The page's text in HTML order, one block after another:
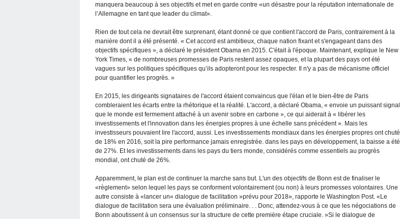
manquera beaucoup à ses objectifs et met en garde contre «un désastre pour la réputation internationale de
l’Allemagne en tant que leader du climat».
Rien de tout cela ne devrait être surprenant, étant donné ce que contient l'accord de Paris, contrairement à la
manière dont il a été présenté. « Cet accord est ambitieux, chaque nation fixant et s'engageant dans des
objectifs spécifiques », a déclaré le président Obama en 2015. C'était à l'époque. Maintenant, explique le New
York Times, « de nombreuses promesses de Paris restent assez opaques, et la plupart des pays ont été
vagues sur les politiques spécifiques qu’ils adopteront pour les respecter. Il n'y a pas de mécanisme officiel
pour quantifier les progrès. »
En 2015, les dirigeants signataires de l'accord étaient convaincus que l'élan et le bien-être de Paris
combleraient les écarts entre la rhétorique et la réalité. L'accord, a déclaré Obama, « envoie un puissant signal
que le monde est fermement attaché à un avenir sobre en carbone », ce qui aiderait à « libérer les
investissements et l'innovation dans les énergies propres à une échelle sans précédent ». Mais les
investisseurs pouvaient lire l'accord, aussi. Les investissements mondiaux dans les énergies propres ont chuté
de 18% en 2016, soit la pire performance jamais enregistrée. dans les pays en développement, la baisse a été
de 27%. Et les investissements dans les pays du tiers monde, considérés comme essentiels au progrès
mondial, ont chuté de 26%.
Apparemment, le plan est de continuer la marche sans but. L'un des objectifs de Bonn est de finaliser le
«règlement» selon lequel les pays se conforment volontairement (ou non) à leurs promesses volontaires. Une
autre consiste à «lancer un« dialogue de facilitation »prévu pour 2018», rapporte le Washington Post. «Le
dialogue de facilitation sera une évaluation préliminaire. . . Donc, attendez-vous à ce que les négociations de
Bonn aboutissent à un consensus sur la structure de cette première étape cruciale. »Si le dialogue de